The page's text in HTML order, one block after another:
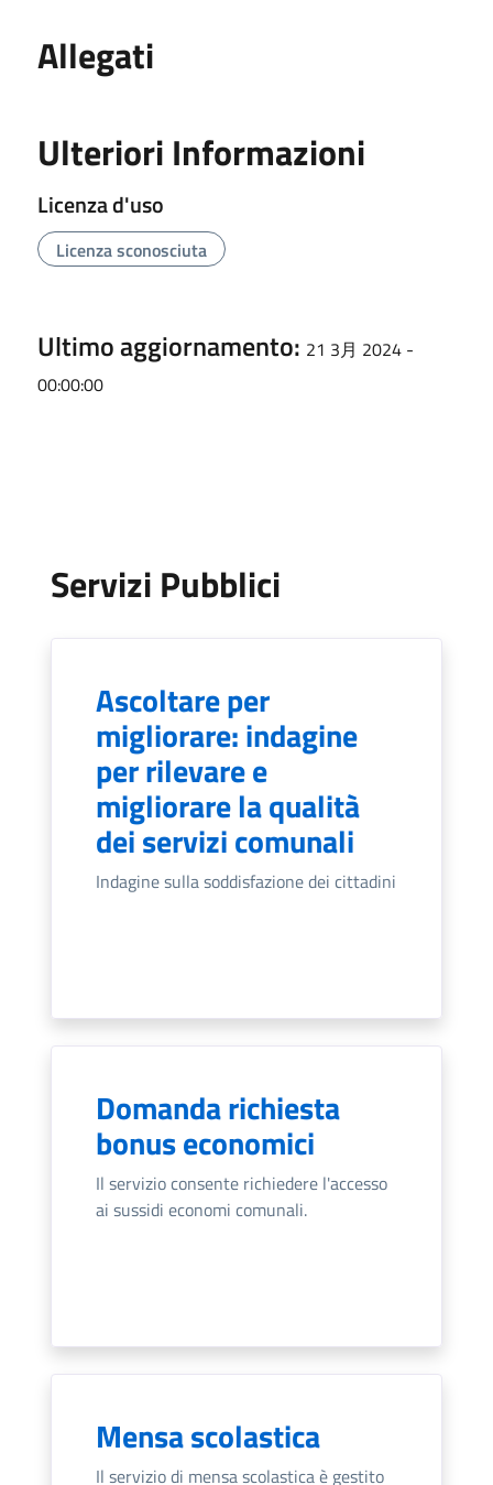
Allegati
Ulteriori Informazioni
Licenza d'uso
Licenza sconosciuta
Ultimo aggiornamento: 21 3月 2024 -
00:00:00
Servizi Pubblici
Ascoltare per
migliorare: indagine
per rilevare e
migliorare la qualità
dei servizi comunali
Indagine sulla soddisfazione dei cittadini
Domanda richiesta
bonus economici
Il servizio consente richiedere l'accesso
ai sussidi economi comunali.
Mensa scolastica
Il servizio di mensa scolastica è gestito